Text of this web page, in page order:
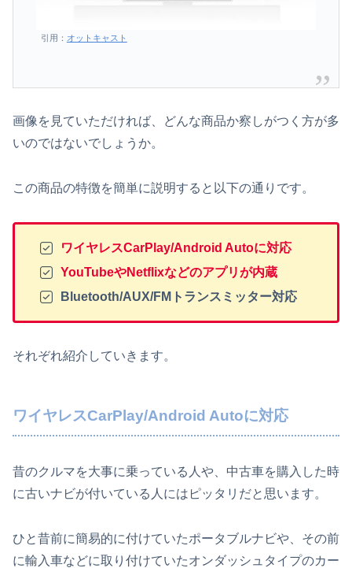
引用： オットキャスト
画像を見ていただければ、どんな商品か察しがつく方が多
いのではないでしょうか。
この商品の特徴を簡単に説明すると以下の通りです。
ワイヤレスCarPlay/Android Autoに対応
YouTubeやNetflixなどのアプリが内蔵
Bluetooth/AUX/FMトランスミッター対応
それぞれ紹介していきます。
ワイヤレスCarPlay/Android Autoに対応
昔のクルマを大事に乗っている人や、中古車を購入した時
に古いナビが付いている人にはピッタリだと思います。
ひと昔前に簡易的に付けていたポータブルナビや、その前
に輸入車などに取り付けていたオンダッシュタイプのカー